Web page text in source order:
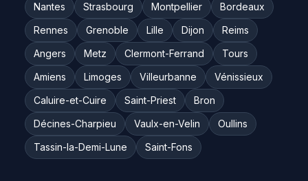
Nantes
Strasbourg Montpellier
Bordeaux
Rennes
Grenoble Lille Dijon
Reims
Angers
Metz Clermont-Ferrand
Tours
Amiens
Limoges Villeurbanne
Vénissieux
Caluire-et-Cuire
Saint-Priest
Bron
Décines-Charpieu
Vaulx-en-Velin
Oullins
Tassin-la-Demi-Lune
Saint-Fons